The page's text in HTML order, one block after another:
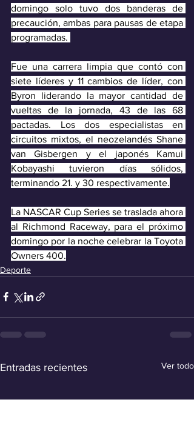
domingo solo tuvo dos banderas de
precaución, ambas para pausas de etapa
programadas.
Fue una carrera limpia que contó con
siete líderes y 11 cambios de líder, con
Byron liderando la mayor cantidad de
vueltas de la jornada, 43 de las 68
pactadas. Los dos especialistas en
circuitos mixtos, el neozelandés Shane
van Gisbergen y el japonés Kamui
Kobayashi tuvieron días sólidos,
terminando 21. y 30 respectivamente.
La NASCAR Cup Series se traslada ahora
al Richmond Raceway, para el próximo
domingo por la noche celebrar la Toyota
Owners 400.
Deporte
Entradas recientes Ver todo